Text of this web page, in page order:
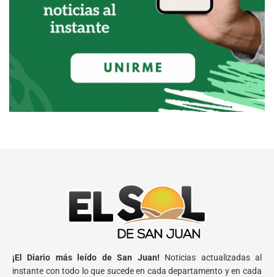
¡El Diario más leído de San Juan! Noticias actualizadas al
instante con todo lo que sucede en cada departamento y en cada